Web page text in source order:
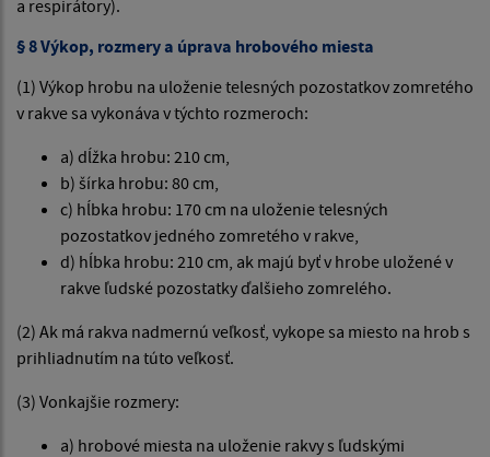
a respirátory).
§ 8 Výkop, rozmery a úprava hrobového miesta
(1) Výkop hrobu na uloženie telesných pozostatkov zomretého
v rakve sa vykonáva v týchto rozmeroch:
a) dĺžka hrobu: 210 cm,
b) šírka hrobu: 80 cm,
c) hĺbka hrobu: 170 cm na uloženie telesných
pozostatkov jedného zomretého v rakve,
d) hĺbka hrobu: 210 cm, ak majú byť v hrobe uložené v
rakve ľudské pozostatky ďalšieho zomrelého.
(2) Ak má rakva nadmernú veľkosť, vykope sa miesto na hrob s
prihliadnutím na túto veľkosť.
(3) Vonkajšie rozmery:
a) hrobové miesta na uloženie rakvy s ľudskými